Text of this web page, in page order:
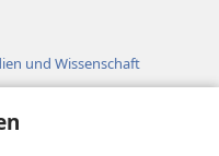
und Wissenschaft